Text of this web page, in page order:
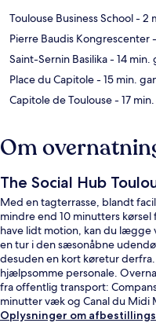
Toulouse Business School- 2
Pierre Baudis Kongrescenter
Saint-Sernin Basilika- 14 min.
Place du Capitole- 15 min.
Capitole de Toulouse- 17
Om
The Social Hub
Med en tagterrasse, blandt
mindre end 10 minutters kørsel
have lidt motion, kan du lægge
en tur i den sæsonåbne
desuden en kort køretur
hjælpsomme personale.
fra offentlig transport:
minutter væk og Canal du Midi
Oplysninger om